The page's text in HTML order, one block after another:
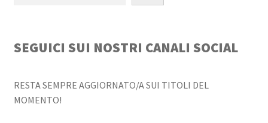
SEGUICI SUI NOSTRI CANALI SOCIAL
RESTA SEMPRE AGGIORNATO/A SUI TITOLI DEL
MOMENTO!